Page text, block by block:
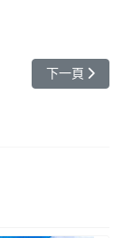
下一篇文章:
下一頁